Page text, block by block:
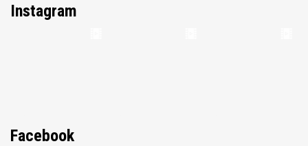
Instagram
Facebook